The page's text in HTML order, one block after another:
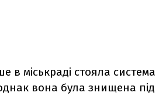
в міськраді стояла система
вона була знищена під